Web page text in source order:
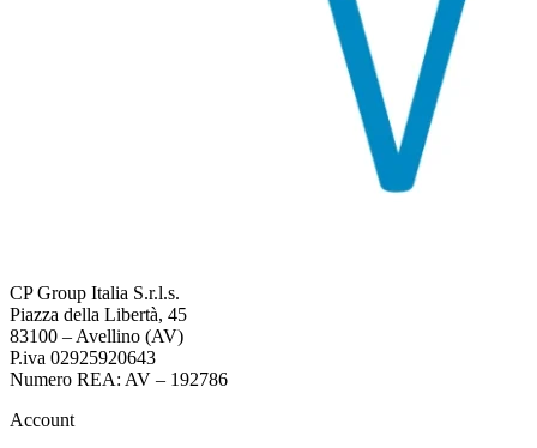
CP Group Italia S.r.l.s.
Piazza della Libertà, 45
83100 – Avellino (AV)
P.iva 02925920643
Numero REA: AV – 192786
Account